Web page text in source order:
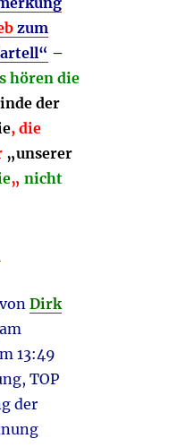
zum
–
hören die
der
, die
„unserer
„ nicht
Dirk
13:49
TOP
der